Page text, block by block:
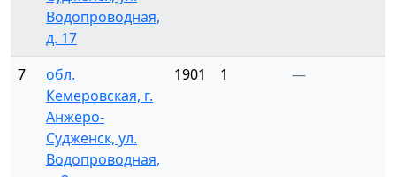
Водопроводная,
д. 17
7
обл.
Кемеровская, г.
Анжеро-
Судженск, ул.
Водопроводная,
1901 1 —